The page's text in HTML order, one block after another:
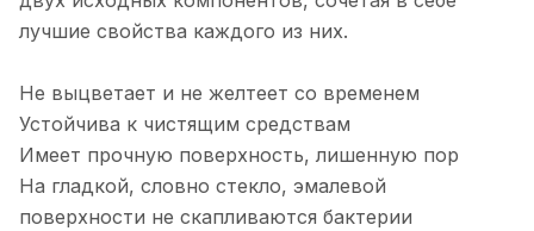
лучшие свойства каждого из них.
Не выцветает и не желтеет со временем
Устойчива к чистящим средствам
Имеет прочную поверхность, лишенную пор
На гладкой, словно стекло, эмалевой
поверхности не скапливаются бактерии